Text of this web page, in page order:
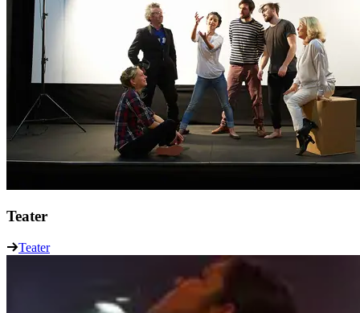
Teater
Teater